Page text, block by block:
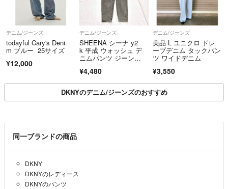
デニム/ジーンズ
todayful Cary's Deni
m ブルー 25サイズ
¥12,000
デニム/ジーンズ
SHEENA シーナ y2
k 平成 ウォッシュ デ
ニムパンツ ジーン
¥4,480
デニム/ジーンズ
美品 L ユニクロ ドレ
ープデニム タックパン
ツ ワイドデニム
¥3,550
DKNYのデニム/ジーンズのおすすめ
同一ブランドの商品
DKNY
DKNYのレディース
DKNYのパンツ